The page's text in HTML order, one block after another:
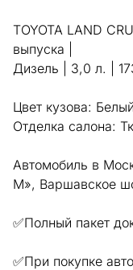
TOYOTA LAND
выпуска |
Дизель | 3,0 л. |
Цвет кузова: Белый
Отделка салона:
Автомобиль в
М», Варшавское
✅Полный пакет
✅При покупке